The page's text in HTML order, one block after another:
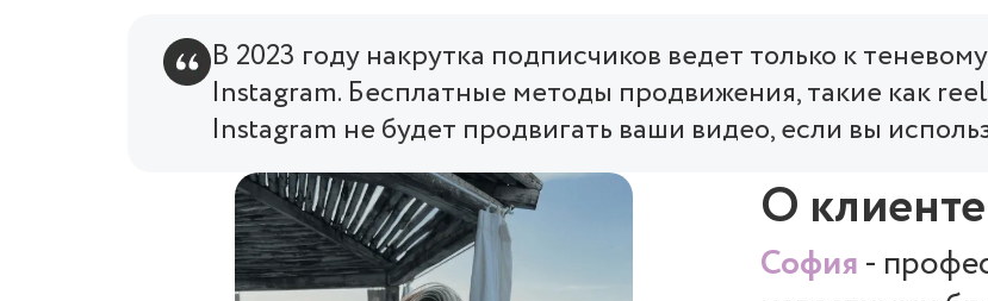
В 2023 году накрутка подписчиков ведет только к
Instagram. Бесплатные методы продвижения, такие как
Instagram не будет продвигать ваши видео, если вы
О клиенте
София-